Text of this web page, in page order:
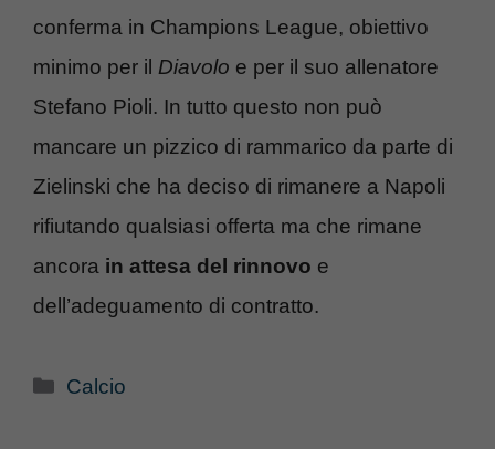
conferma in Champions League, obiettivo
minimo per il Diavolo e per il suo allenatore
Stefano Pioli. In tutto questo non può
mancare un pizzico di rammarico da parte di
Zielinski che ha deciso di rimanere a Napoli
rifiutando qualsiasi offerta ma che rimane
ancora in attesa del rinnovo e
dell’adeguamento di contratto.
Categorie
Calcio